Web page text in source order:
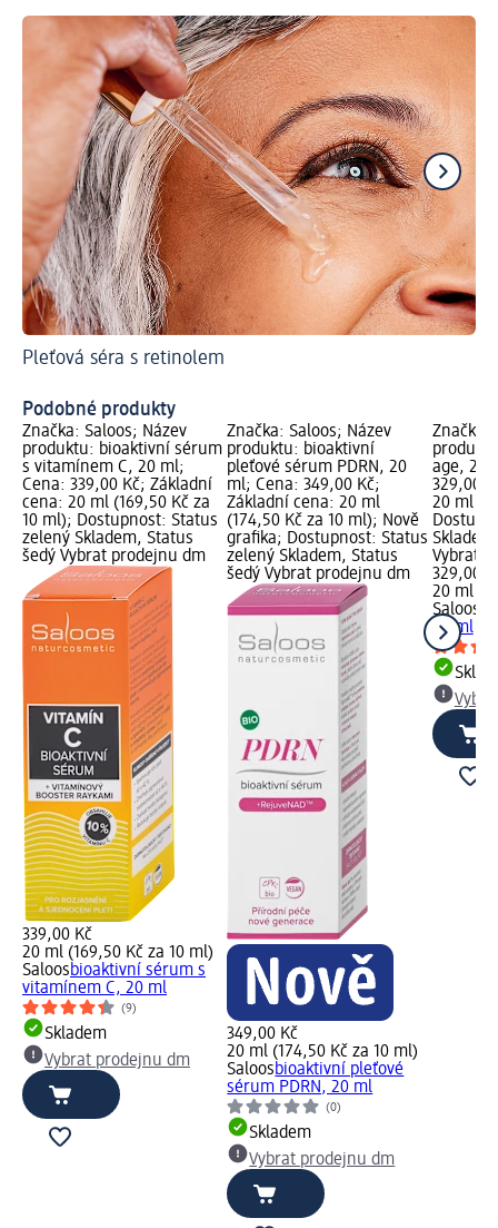
Pleťová séra s retinolem
Podobné produkty
Značka: Saloos; Název
produktu: bioaktivní sérum
s vitamínem C, 20 ml;
Cena: 339,00 Kč; Základní
cena: 20 ml (169,50 Kč za
10 ml); Dostupnost: Status
zelený Skladem, Status
šedý Vybrat prodejnu dm
339,00 Kč
20 ml (169,50 Kč za 10 ml)
Saloosbioaktivní sérum s
vitamínem C, 20 ml
(9)
Skladem
Vybrat prodejnu dm
Značka: Saloos; Název
produktu: bioaktivní
pleťové sérum PDRN, 20
ml; Cena: 349,00 Kč;
Základní cena: 20 ml
(174,50 Kč za 10 ml); Nově
grafika; Dostupnost: Status
zelený Skladem, Status
šedý Vybrat prodejnu dm
349,00 Kč
20 ml (174,50 Kč za 10 ml)
Saloosbioaktivní pleťové
sérum PDRN, 20 ml
(0)
Skladem
Vybrat prodejnu dm
Značka:
age, 20
329,00
20 ml
Vybrat
329,00
20 ml
Saloos
20 ml